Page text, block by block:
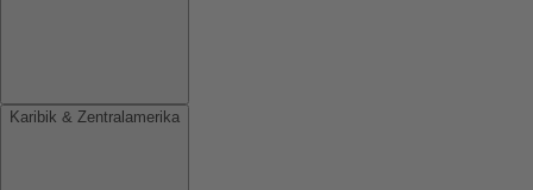
Karibik & Zentralamerika